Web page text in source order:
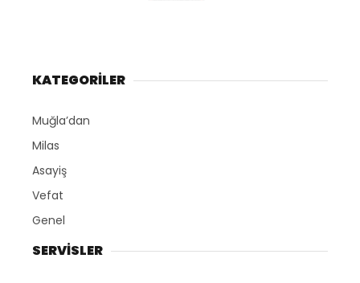
KATEGORİLER
Muğla’dan
Milas
Asayiş
Vefat
Genel
SERVİSLER